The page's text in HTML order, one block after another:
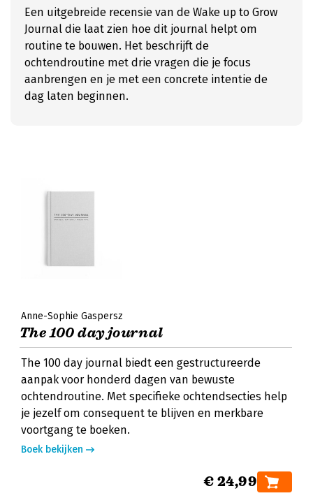
Een uitgebreide recensie van de Wake up to Grow
Journal die laat zien hoe dit journal helpt om
routine te bouwen. Het beschrijft de
ochtendroutine met drie vragen die je focus
aanbrengen en je met een concrete intentie de
dag laten beginnen.
Anne-Sophie Gaspersz
The 100 day journal
The 100 day journal biedt een gestructureerde
aanpak voor honderd dagen van bewuste
ochtendroutine. Met specifieke ochtendsecties help
je jezelf om consequent te blijven en merkbare
voortgang te boeken.
Boek bekijken
€ 24,99